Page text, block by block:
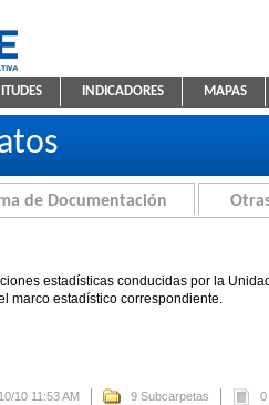
Educativa
INDICADORES MAPAS
de Documentación
estadísticas conducidas por la
marco estadístico correspondiente.
10 11:53 AM 9 Subcarpetas 0